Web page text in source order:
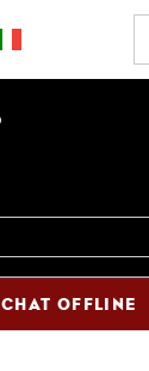
CHAT OFFLINE